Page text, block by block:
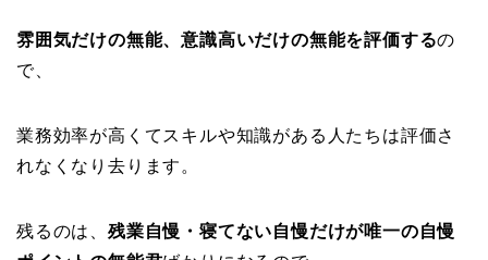
雰囲気だけの無能、意識高いだけの無能を評価するの
で、
業務効率が高くてスキルや知識がある人たちは評価さ
れなくなり去ります。
残るのは、 残業自慢・寝てない自慢だけが唯一の自慢